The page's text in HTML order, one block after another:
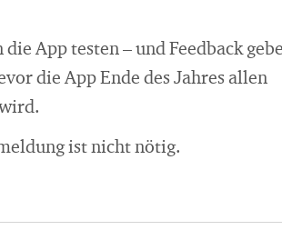
App testen – und Feedback
die App Ende des Jahres allen
ist nicht nötig.